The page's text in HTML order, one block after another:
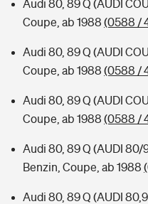
Audi 80, 89 Q (AUDI
Coupe, ab 1988 (0588 /
Audi 80, 89 Q (AUDI
Coupe, ab 1988 (0588 /
Audi 80, 89 Q (AUDI
Coupe, ab 1988 (0588 /
Audi 80, 89 Q (AUDI 80/
Benzin, Coupe, ab 1988
Audi 80, 89 Q (AUDI